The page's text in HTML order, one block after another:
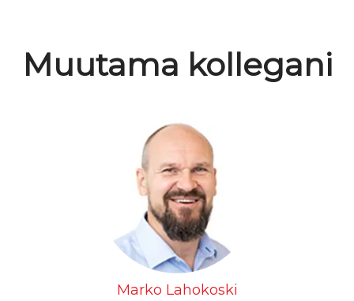
Muutama kollegani
Marko Lahokoski